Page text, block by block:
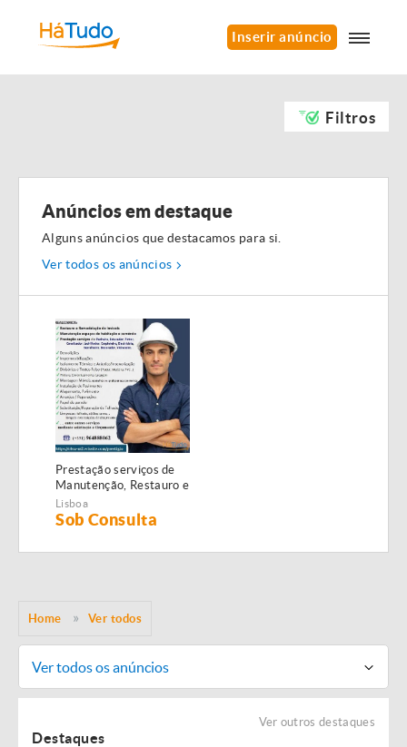
Inserir anúncio
Filtros
Anúncios em destaque
Alguns anúncios que destacamos para si.
Ver todos os anúncios
Prestação serviços de
Manutenção, Restauro e
Remodelação de
imóveis!
Lisboa
Sob Consulta
Home Ver todos
Ver todos os anúncios
Ver outros destaques
Destaques